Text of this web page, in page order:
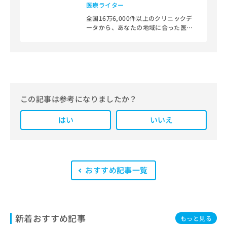
医療ライター
全国16万6,000件以上のクリニックデ
ータから、あなたの地域に合った医療
また、医療広告ガイドラインに準拠し
た編集体制を整えており、編集部内に
は、一般社団法人薬機法医療法規格協
います。
この記事は参考になりましたか？
はい
いいえ
おすすめ記事一覧
新着おすすめ記事 もっと見る